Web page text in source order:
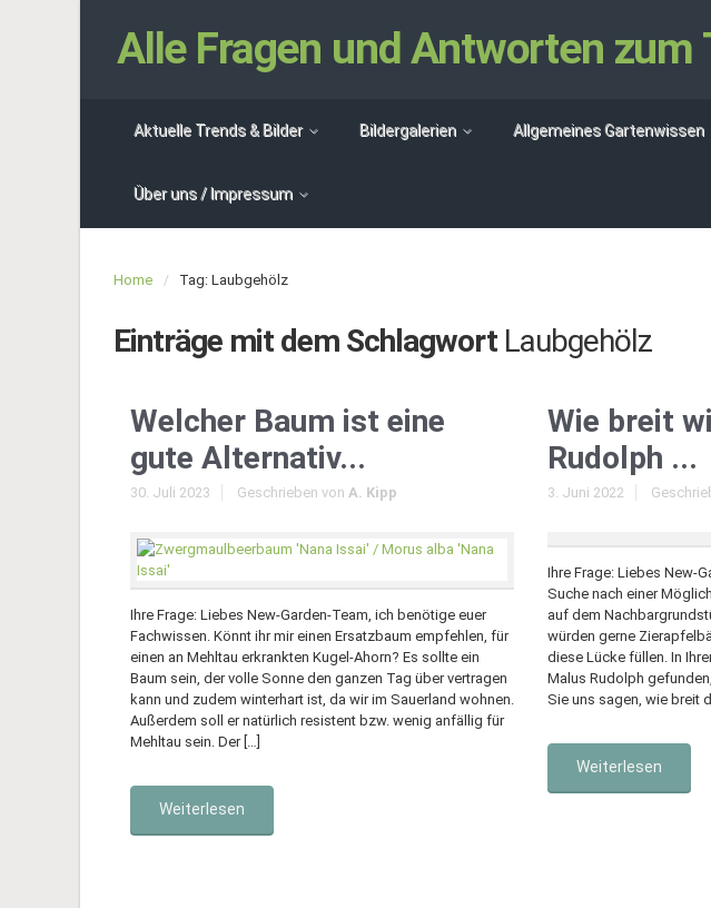
Alle Fragen und Antworten
Aktuelle Trends & Bilder Bildergalerien Allgemeines Gartenwissen
Über uns / Impressum
Home Tag: Laubgehölz
Einträge mit dem Schlagwort Laubgehölz
Welcher Baum ist eine
gute Alternativ...
30. Juli 2023 Geschrieben von A. Kipp
Ihre Frage: Liebes New-Garden-Team, ich benötige euer
Fachwissen. Könnt ihr mir einen Ersatzbaum empfehlen, für
einen an Mehltau erkrankten Kugel-Ahorn? Es sollte ein
Baum sein, der volle Sonne den ganzen Tag über vertragen
kann und zudem winterhart ist, da wir im Sauerland wohnen.
Außerdem soll er natürlich resistent bzw. wenig anfällig für
Mehltau sein. Der […]
Weiterlesen
Wie breit
Rudolph ...
3. Juni 2022
Ihre Frage: Liebes New-
Suche nach einer
auf dem
würden gerne
diese Lücke füllen. In
Malus Rudolph
Sie uns sagen, wie breit
Weiterlesen